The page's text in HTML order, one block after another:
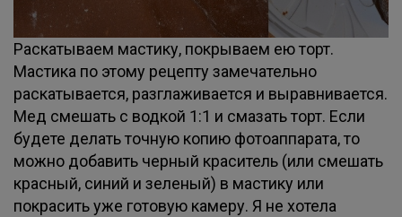
Раскатываем мастику, покрываем ею торт.
Мастика по этому рецепту замечательно
раскатывается, разглаживается и выравнивается.
Мед смешать с водкой 1:1 и смазать торт. Если
будете делать точную копию фотоаппарата, то
можно добавить черный краситель (или смешать
красный, синий и зеленый) в мастику или
покрасить уже готовую камеру. Я не хотела